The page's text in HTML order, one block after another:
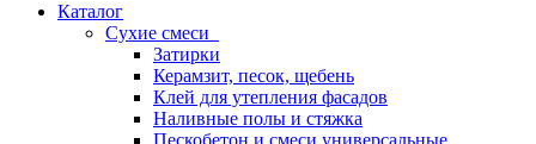
Каталог
Сухие смеси
Затирки
Керамзит, песок, щебень
Клей для утепления фасадов
Наливные полы и стяжка
Пескобетон и смеси универсальные